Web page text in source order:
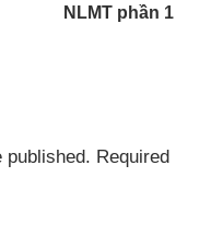
NLMT phần 1
published. Required